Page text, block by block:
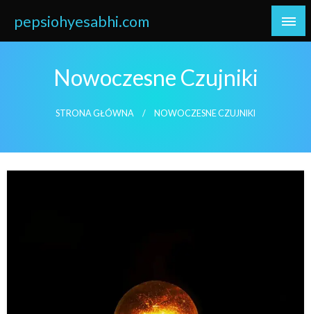
content
pepsiohyesabhi.com
Nowoczesne Czujniki
STRONA GŁÓWNA NOWOCZESNE CZUJNIKI